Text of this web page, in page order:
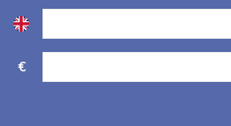
€